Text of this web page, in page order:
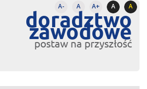
A- A A+ A A
doradztwo
zawodowe
postaw na przyszłość